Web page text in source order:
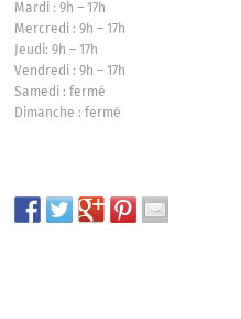
Mardi : 9h – 17h
Mercredi : 9h – 17h
Jeudi: 9h – 17h
Vendredi : 9h – 17h
Samedi : fermé
Dimanche : fermé